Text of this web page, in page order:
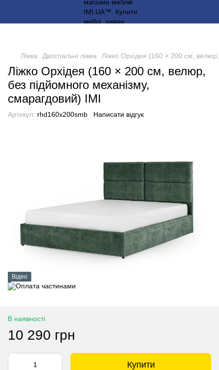
Ліжка Двоспальні ліжка Ліжко Орхідея (160 × 200 см,
Ліжко Орхідея (160 × 200 см, велюр,
без підйомного механізму,
смарагдовий) IMI
Артикул: rhd160x200smb Написати відгук
Відео
В наявності
10 290 грн
Купити